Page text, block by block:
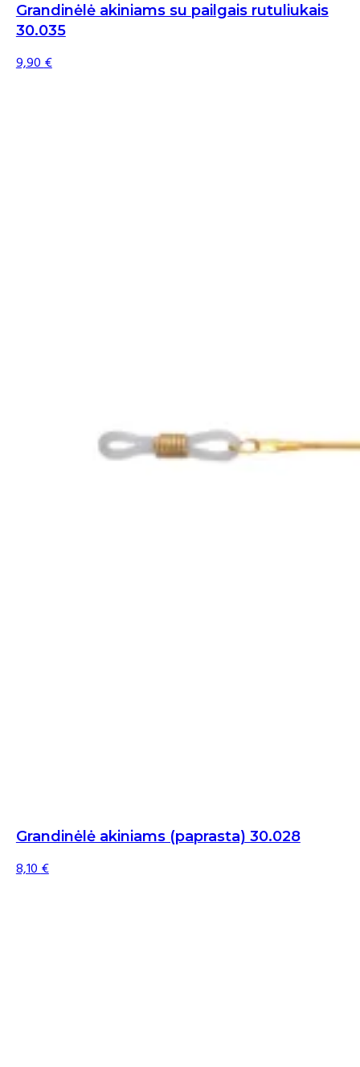
Grandinėlė akiniams su pailgais rutuliukais
30.035
9,90€
Grandinėlė akiniams (paprasta) 30.028
8,10€